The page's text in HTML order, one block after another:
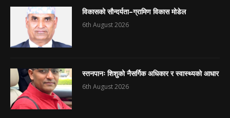
विकासको सौन्दर्यता–ग्रामिण विकास मोडेल
6th August 2026
स्तनपानः शिशुको नैसर्गिक अधिकार र स्वास्थ्यको आधार
6th August 2026